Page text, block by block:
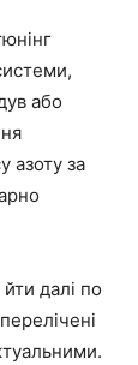
або
азоту за
далі по